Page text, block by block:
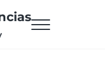
Menu